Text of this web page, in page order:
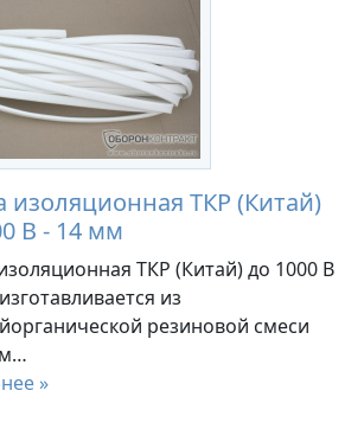
изоляционная ТКР (Китай)
В - 14 мм
ТКР (Китай) до 1000 В
из
резиновой смеси
»